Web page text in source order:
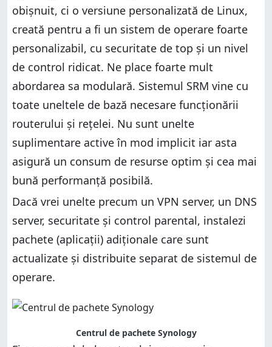
obișnuit, ci o versiune personalizată de Linux,
creată pentru a fi un sistem de operare foarte
personalizabil, cu securitate de top și un nivel
de control ridicat. Ne place foarte mult
abordarea sa modulară. Sistemul SRM vine cu
toate uneltele de bază necesare funcționării
routerului și rețelei. Nu sunt unelte
suplimentare active în mod implicit iar asta
asigură un consum de resurse optim și cea mai
bună performanță posibilă.
Dacă vrei unelte precum un VPN server, un DNS
server, securitate și control parental, instalezi
pachete (aplicații) adiționale care sunt
actualizate și distribuite separat de sistemul de
operare.
Centrul de pachete Synology